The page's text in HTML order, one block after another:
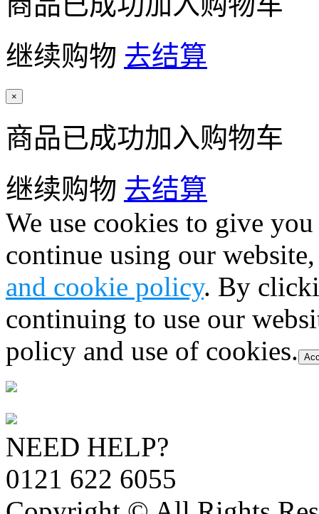
继续购物 去结算
×
商品已成功加入购物车
继续购物 去结算
We use cookies to give
continue using our
and cookie policy. By
continuing to use our
policy and use of cookies.
NEED HELP?
0121 622 6055